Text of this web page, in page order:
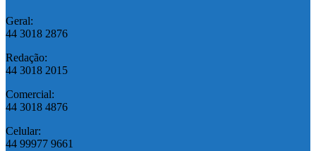
Geral:
44 3018 2876
Redação:
44 3018 2015
Comercial:
44 3018 4876
Celular:
44 99977 9661